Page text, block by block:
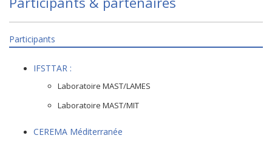
Participants
IFSTTAR :
Laboratoire MAST/LAMES
Laboratoire MAST/MIT
CEREMA Méditerranée